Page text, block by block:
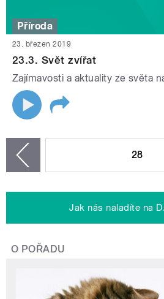
Příroda
23. březen 2019
23.3. Svět zvířat
Zajímavosti a aktuality ze světa
28
Jak nás naladíte na
O POŘADU